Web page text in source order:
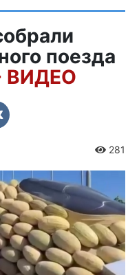
поезда
ВИДЕО
281